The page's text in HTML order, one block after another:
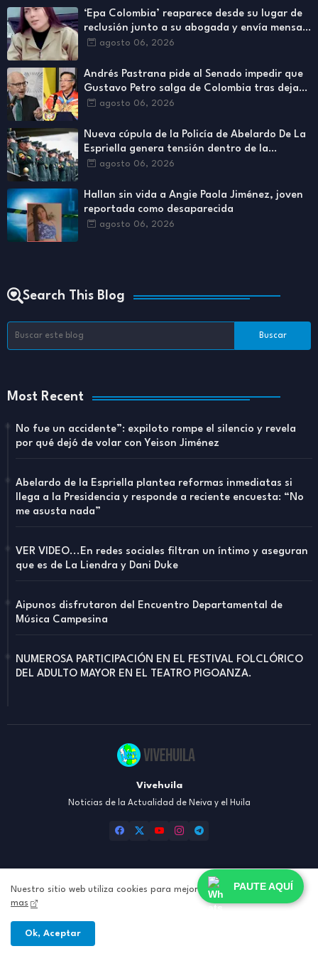
‘Epa Colombia’ reaparece desde su lugar de
reclusión junto a su abogada y envía mensaje
a los colombianos
agosto 06, 2026
Andrés Pastrana pide al Senado impedir que
Gustavo Petro salga de Colombia tras dejar
la Presidencia
agosto 06, 2026
Nueva cúpula de la Policía de Abelardo De La
Espriella genera tensión dentro de la
institución
agosto 06, 2026
Hallan sin vida a Angie Paola Jiménez, joven
reportada como desaparecida
agosto 06, 2026
Search This Blog
Most Recent
No fue un accidente”: expiloto rompe el silencio y revela
por qué dejó de volar con Yeison Jiménez
Abelardo de la Espriella plantea reformas inmediatas si
llega a la Presidencia y responde a reciente encuesta: “No
me asusta nada”
VER VIDEO...En redes sociales filtran un íntimo y aseguran
que es de La Liendra y Dani Duke
Aipunos disfrutaron del Encuentro Departamental de
Música Campesina
NUMEROSA PARTICIPACIÓN EN EL FESTIVAL FOLCLÓRICO
DEL ADULTO MAYOR EN EL TEATRO PIGOANZA.
Vivehuila
Noticias de la Actualidad de Neiva y el Huila
Todos los Derechos Reservados © 2024 | Diseño elaborado por:
Inicio Nosotros Contacto Política de Privacidad
Nuestro sitio web utiliza cookies para mejorar su experiencia.Leer
mas
Ok, Aceptar
PAUTE AQUÍ